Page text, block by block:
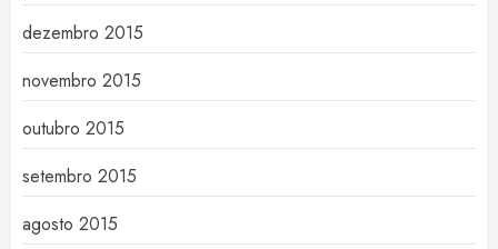
dezembro 2015
novembro 2015
outubro 2015
setembro 2015
agosto 2015